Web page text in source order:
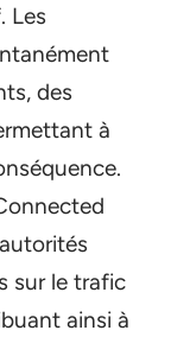
Les
des
à
sur le trafic
ainsi à